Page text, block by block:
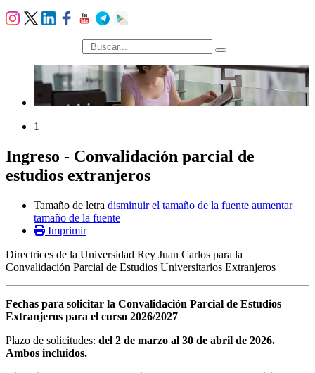
búsqueda
1
Ingreso - Convalidación parcial de
estudios extranjeros
Tamaño de letra disminuir el tamaño de la fuente aumentar
tamaño de la fuente
Imprimir
Directrices de la Universidad Rey Juan Carlos para la
Convalidación Parcial de Estudios Universitarios Extranjeros
Fechas para solicitar la Convalidación Parcial de Estudios
Extranjeros para el curso 2026/2027
Plazo de solicitudes: del 2 de marzo al 30 de abril de 2026.
Ambos incluidos.